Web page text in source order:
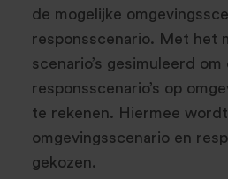
de mogelijke
responsscenario. Met het
scenario’s gesimuleerd
responsscenario’s op
te rekenen. Hiermee
omgevingsscenario en
gekozen.